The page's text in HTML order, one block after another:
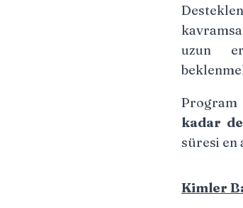
uzun
Program
kadar
süresi en
Kimler